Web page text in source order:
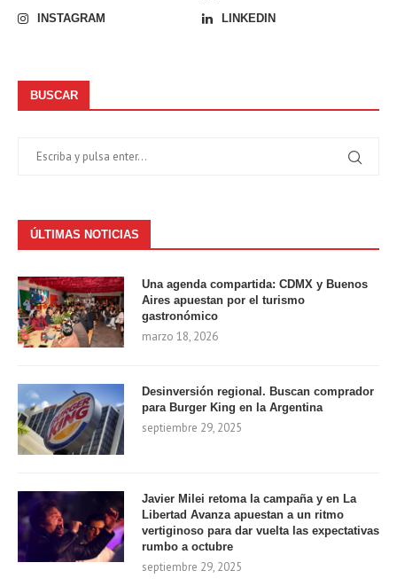
INSTAGRAM
LINKEDIN
BUSCAR
ÚLTIMAS NOTICIAS
Una agenda compartida: CDMX y Buenos
Aires apuestan por el turismo
gastronómico
marzo 18, 2026
Desinversión regional. Buscan comprador
para Burger King en la Argentina
septiembre 29, 2025
Javier Milei retoma la campaña y en La
Libertad Avanza apuestan a un ritmo
vertiginoso para dar vuelta las expectativas
rumbo a octubre
septiembre 29, 2025